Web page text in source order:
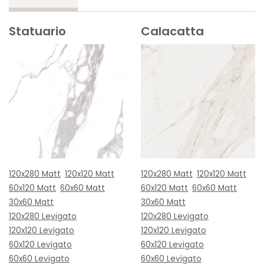
Statuario
120x280 Matt 120x120 Matt
60x120 Matt 60x60 Matt
30x60 Matt
120x280 Levigato
120x120 Levigato
60x120 Levigato
60x60 Levigato
Calacatta
120x280 Matt 120x120 Matt
60x120 Matt 60x60 Matt
30x60 Matt
120x280 Levigato
120x120 Levigato
60x120 Levigato
60x60 Levigato